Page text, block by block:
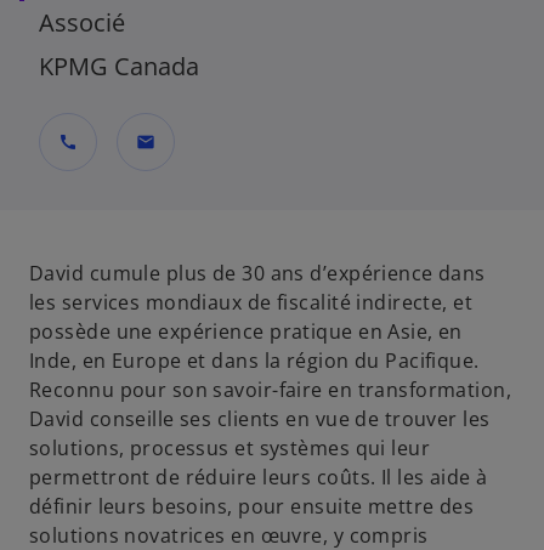
Associé
KPMG Canada
call mail
David cumule plus de 30 ans d’expérience dans
les services mondiaux de fiscalité indirecte, et
possède une expérience pratique en Asie, en
Inde, en Europe et dans la région du Pacifique.
Reconnu pour son savoir-faire en transformation,
David conseille ses clients en vue de trouver les
solutions, processus et systèmes qui leur
permettront de réduire leurs coûts. Il les aide à
définir leurs besoins, pour ensuite mettre des
solutions novatrices en œuvre, y compris